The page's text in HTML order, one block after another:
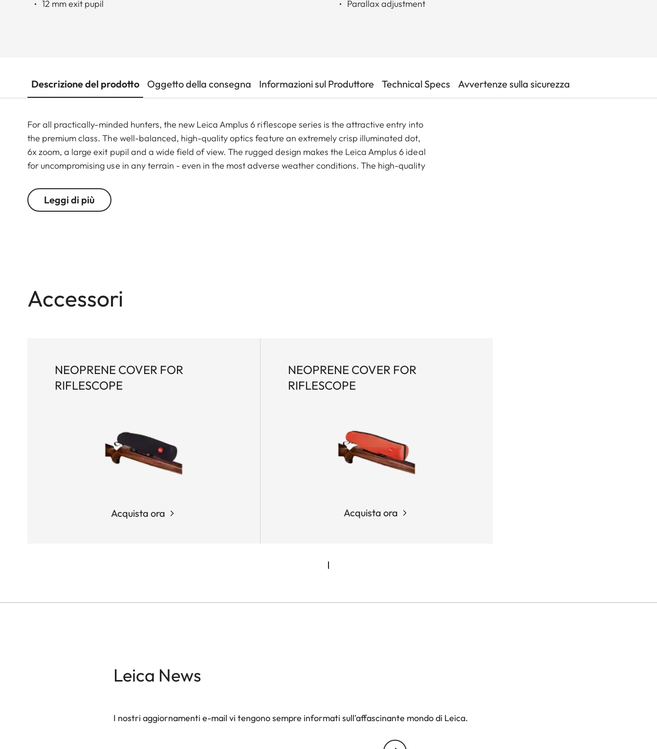
12 mm exit pupil
Parallax adjustment
Descrizione del prodotto Oggetto della consegna Informazioni sul Produttore Technical Specs Avvertenze sulla sicurezza
For all practically-minded hunters, the new Leica Amplus 6 riflescope series is the attractive entry into
the premium class. The well-balanced, high-quality optics feature an extremely crisp illuminated dot,
6x zoom, a large exit pupil and a wide field of view. The rugged design makes the Leica Amplus 6 ideal
for uncompromising use in any terrain - even in the most adverse weather conditions. The high-quality
Leggi di più
Accessori
NEOPRENE COVER FOR
RIFLESCOPE
Acquista ora
NEOPRENE COVER FOR
RIFLESCOPE
Acquista ora
Leica News
I nostri aggiornamenti e-mail vi tengono sempre informati sull'affascinante mondo di Leica.